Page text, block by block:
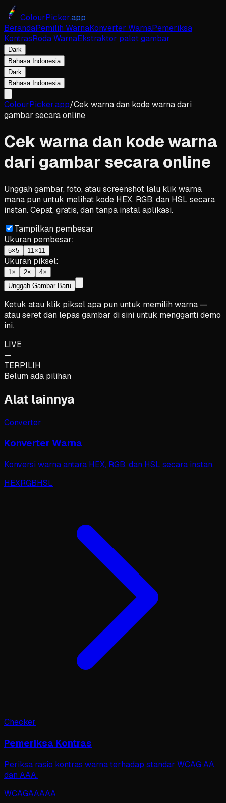
ColourPicker.app
BerandaPemilih WarnaKonverter WarnaPemeriksa
KontrasRoda WarnaEkstraktor palet gambar
Dark
Bahasa Indonesia
Dark
Bahasa Indonesia
ColourPicker.app/Cek warna dan kode warna dari
gambar secara online
Cek warna dan kode warna
dari gambar secara online
Unggah gambar, foto, atau screenshot lalu klik warna
mana pun untuk melihat kode HEX, RGB, dan HSL secara
instan. Cepat, gratis, dan tanpa instal aplikasi.
Tampilkan pembesar
Ukuran pembesar:
5×5 11×11
Ukuran piksel:
1× 2×
4×
Unggah Gambar Baru
Ketuk atau klik piksel apa pun untuk memilih warna —
atau seret dan lepas gambar di sini untuk mengganti demo
ini.
LIVE
—
TERPILIH
Belum ada pilihan
Alat lainnya
Converter
Konverter Warna
Konversi warna antara HEX, RGB, dan HSL secara instan.
HEXRGBHSL
Checker
Pemeriksa Kontras
Periksa rasio kontras warna terhadap standar WCAG AA
dan AAA.
WCAGAAAAA